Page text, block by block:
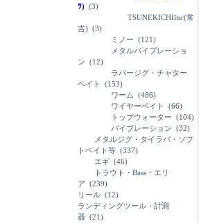
ﾂ) (3)
TSUNEKICHIinc(常
吉) (3)
ミノー (121)
メタルバイブレーショ
ン (12)
ラバージグ・チャター
ベイト
(153)
ワーム (486)
ワイヤーベイト
(66)
トップウォーター (104)
バイブレーション (32)
メタルジグ・タイラバ・ソフ
トベイト等 (337)
エギ (46)
トラウト・Bass・エリ
ア (239)
リール (12)
ランディングツール・計測
器 (21)